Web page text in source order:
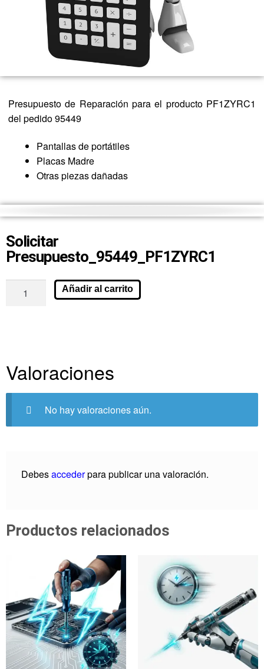
Presupuesto de Reparación para el producto PF1ZYRC1
del pedido 95449
Pantallas de portátiles
Placas Madre
Otras piezas dañadas
Solicitar
Presupuesto_95449_PF1ZYRC1
Añadir al carrito
Valoraciones
No hay valoraciones aún.
Debesaccederpara publicar una valoración.
Productos relacionados